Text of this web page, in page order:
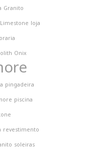
Granito
Limestone loja
Onix
pingadeira
piscina
revestimento
soleiras